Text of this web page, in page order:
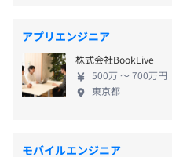
など
◎年次有給休暇の取得率は
アプリエンジニア
株式会社BookLive
500万 〜 700万円
東京都
モバイルエンジニア